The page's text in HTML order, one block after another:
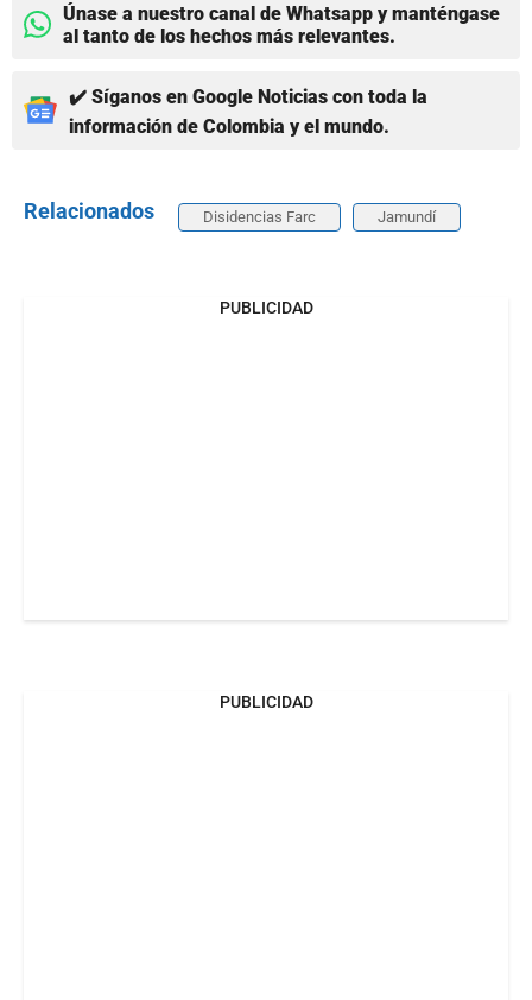
Únase a nuestro canal de Whatsapp y manténgase
al tanto de los hechos más relevantes.
✔️ Síganos en Google Noticias con toda la
información de Colombia y el mundo.
Relacionados Disidencias Farc Jamundí
PUBLICIDAD
PUBLICIDAD